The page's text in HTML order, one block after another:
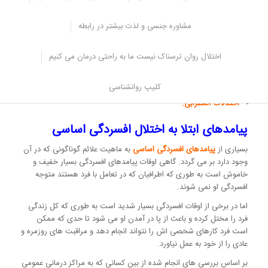
مشاوره جنسی و لذت بیشتر در رابطه
اختلال روان ترسناک نیست ما به راحتی درمان می کنیم
کلیپ روانشناسی
بی اشتهایی عصبی
اختلالات اضطرابی.
پیامدهای ابتلا به اختلال افسردگی اساسی
بسیاری ازپیامدهای افسردگی اساسی به ماهیت علائم گوناگونی که در آن
وجود دارد بر می گردد. گاهی اوقات پیامدهای افسردگی بسیار خفیف و
خاموش است به طوری که اطرافیان که در تعامل با فرد هستند متوجه
افسردگی او نمی شوند.
اما در برخی از اوقات افسردگی بسیار شدید است به طوری که کل زندگی
فرد را مختل کرده و باعث از پا در آمدن او می شود تا حدی که ممکن
است فرد کارهای شخصی اش را نتواند انجام دهد و مراقبت های روزمره و
عادی را از خود به عمل نیاورد.
بر اساس بررسی های انجام شده از بین کسانی که به مراکز درمانی عمومی